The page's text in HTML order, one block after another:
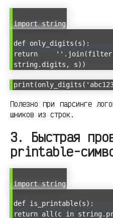
import string
def only_digits(s):
return
string.digits, s))
Полезно при парсинге
шников из строк.
3. Быстрая
printable-
import string
def is_printable(s):
return all(c in